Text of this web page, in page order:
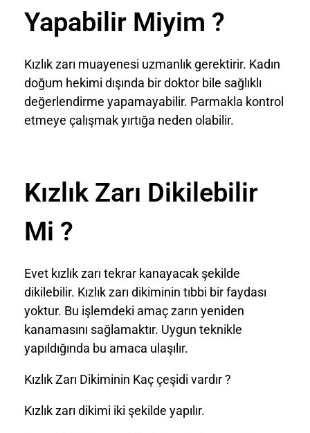
Yapabilir Miyim ?
Kızlık zarı muayenesi uzmanlık gerektirir. Kadın
doğum hekimi dışında bir doktor bile sağlıklı
değerlendirme yapamayabilir. Parmakla kontrol
etmeye çalışmak yırtığa neden olabilir.
Kızlık Zarı Dikilebilir
Mi ?
Evet kızlık zarı tekrar kanayacak şekilde
dikilebilir. Kızlık zarı dikiminin tıbbi bir faydası
yoktur. Bu işlemdeki amaç zarın yeniden
kanamasını sağlamaktır. Uygun teknikle
yapıldığında bu amaca ulaşılır.
Kızlık Zarı Dikiminin Kaç çeşidi vardır ?
Kızlık zarı dikimi iki şekilde yapılır.